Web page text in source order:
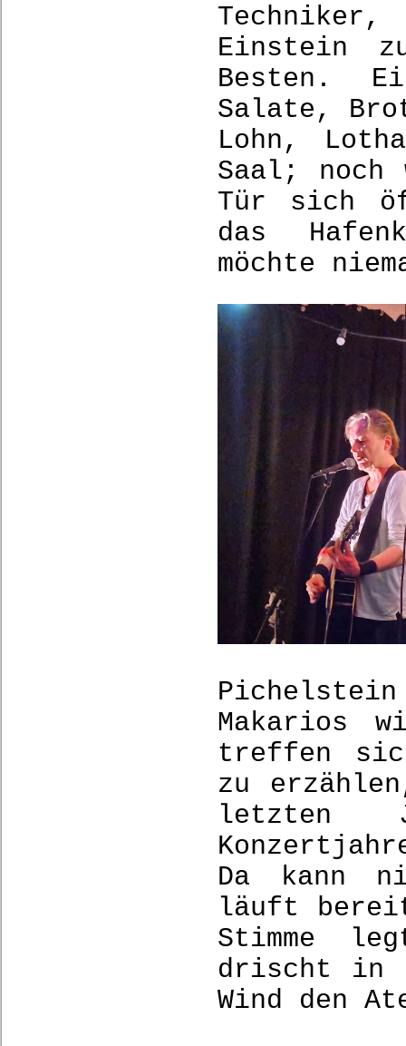
Einstein
Besten.
Salate,
Lohn,
Saal; noch
Tür sich
das
möchte
Makarios
treffen
zu
letzten
Da kann
läuft
Stimme
drischt in
Wind den